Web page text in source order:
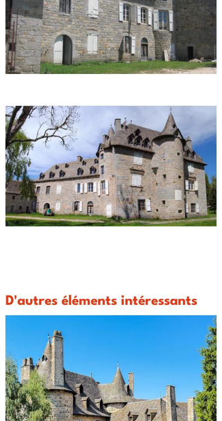
D'autres éléments intéressants